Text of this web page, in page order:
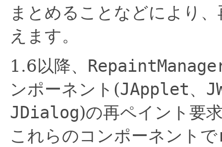
まとめることなどにより
えます。
1.6以降、
ンポーネント(JApplet、
JDialog)の再ペイント要
これらのコンポーネントで